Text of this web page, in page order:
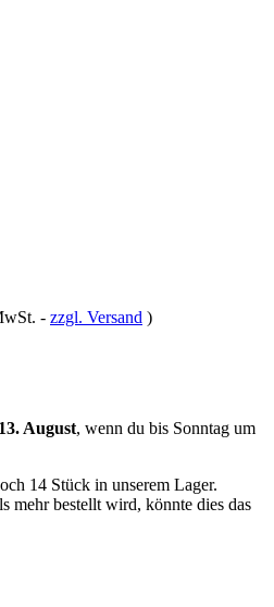
- zzgl. Versand )
August, wenn du bis Sonntag um
14 Stück in unserem Lager.
mehr bestellt wird, könnte dies das